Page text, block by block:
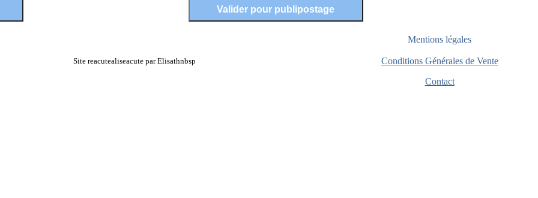
Site reacutealiseacute par Elisathnbsp
Mentions légales
Conditions Générales de Vente
Contact